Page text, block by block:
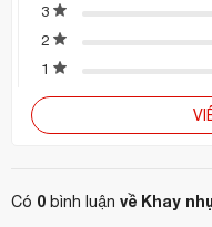
Hotline: 0944 495 054
3
2
1
Có 0 bình luận về Khay